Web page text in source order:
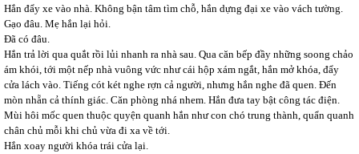
Hắn đẩy xe vào nhà. Không bận tâm tìm chỗ, hắn dựng đại xe vào vách tường.
Gạo đâu. Mẹ hắn lại hỏi.
Đã có đâu.
Hắn trả lời qua quắt rồi lủi nhanh ra nhà sau. Qua căn bếp đầy những soong chảo
ám khói, tới một nếp nhà vuông vức như cái hộp xám ngắt, hắn mở khóa, đẩy
cửa lách vào. Tiếng cót két nghe rợn cả người, nhưng hắn nghe đã quen. Đến
mòn nhẵn cả thính giác. Căn phòng nhá nhem. Hắn đưa tay bật công tác điện.
Mùi hôi mốc quen thuộc quyện quanh hắn như con chó trung thành, quẩn quanh
chân chủ mỗi khi chủ vừa đi xa về tới.
Hắn xoay người khóa trái cửa lại.